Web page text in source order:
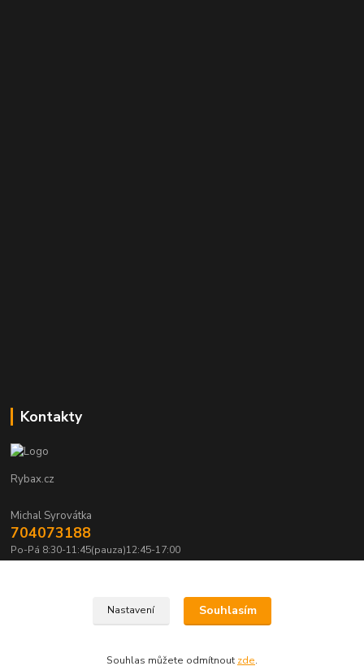
Kontakty
Rybax.cz
Michal Syrovátka
704073188
Po-Pá 8:30-11:45(pauza)12:45-17:00
Nastavení Souhlasím
Souhlas můžete odmítnout zde.